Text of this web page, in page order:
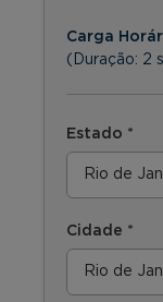
Carga
(Duração: 2
Estado *
Cidade *